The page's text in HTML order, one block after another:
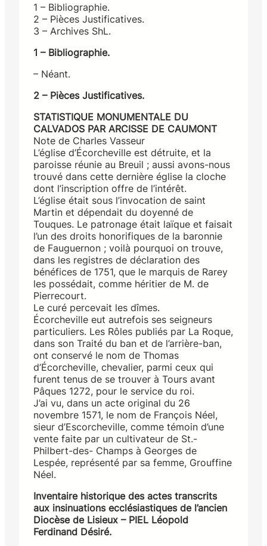
1 – Bibliographie.
2 – Pièces Justificatives.
3 – Archives ShL.
1 – Bibliographie.
– Néant.
2 – Pièces Justificatives.
STATISTIQUE MONUMENTALE DU
CALVADOS PAR ARCISSE DE CAUMONT
Note de Charles Vasseur
L’église d’Écorcheville est détruite, et la
paroisse réunie au Breuil ; aussi avons-nous
trouvé dans cette dernière église la cloche
dont l’inscription offre de l’intérêt.
L’église était sous l’invocation de saint
Martin et dépendait du doyenné de
Touques. Le patronage était laïque et faisait
l’un des droits honorifiques de la baronnie
de Fauguernon ; voilà pourquoi on trouve,
dans les registres de déclaration des
bénéfices de 1751, que le marquis de Rarey
les possédait, comme héritier de M. de
Pierrecourt.
Le curé percevait les dîmes.
Écorcheville eut autrefois ses seigneurs
particuliers. Les Rôles publiés par La Roque,
dans son Traité du ban et de l’arrière-ban,
ont conservé le nom de Thomas
d’Écorcheville, chevalier, parmi ceux qui
furent tenus de se trouver à Tours avant
Pâques 1272, pour le service du roi.
J’ai vu, dans un acte original du 26
novembre 1571, le nom de François Néel,
sieur d’Escorcheville, comme témoin d’une
vente faite par un cultivateur de St.-
Philbert-des- Champs à Georges de
Lespée, représenté par sa femme, Grouffine
Néel.
Inventaire historique des actes transcrits
aux insinuations ecclésiastiques de l’ancien
Diocèse de Lisieux – PIEL Léopold
Ferdinand Désiré.